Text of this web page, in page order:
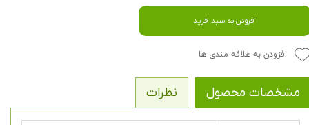
افزودن به سبد خرید
افزودن به علاقه مندی ها
مشخصات محصول نظرات